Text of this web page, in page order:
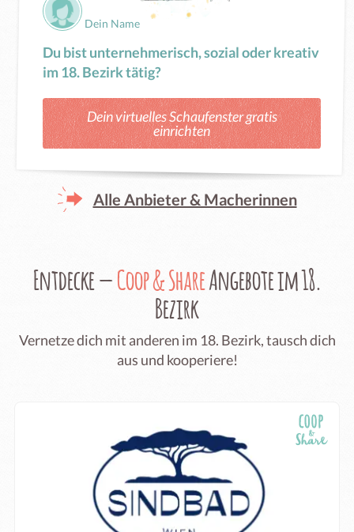
Dein Name
Du bist unternehmerisch, sozial oder kreativ
im 18. Bezirk tätig?
Dein virtuelles Schaufenster gratis
einrichten
Alle Anbieter & Macherinnen
Entdecke —Coop & ShareAngebote im 18.
Bezirk
Vernetze dich mit anderen im 18. Bezirk, tausch dich
aus und kooperiere!